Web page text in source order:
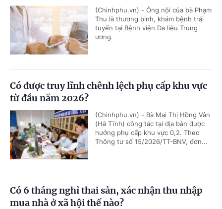
(Chinhphu.vn) - Ông nội của bà Phạm
Thu là thương binh, khám bệnh trái
tuyến tại Bệnh viện Da liễu Trung
ương.
Có được truy lĩnh chênh lệch phụ cấp khu vực
từ đầu năm 2026?
(Chinhphu.vn) - Bà Mai Thị Hồng Vân
(Hà Tĩnh) công tác tại địa bàn được
hưởng phụ cấp khu vực 0,2. Theo
Thông tư số 15/2026/TT-BNV, đơn...
Có 6 tháng nghỉ thai sản, xác nhận thu nhập
mua nhà ở xã hội thế nào?